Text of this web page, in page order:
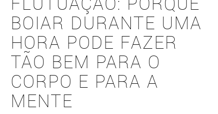
BOIAR DURANTE UMA
HORA PODE FAZER
TÃO BEM PARA O
CORPO E PARA A
MENTE